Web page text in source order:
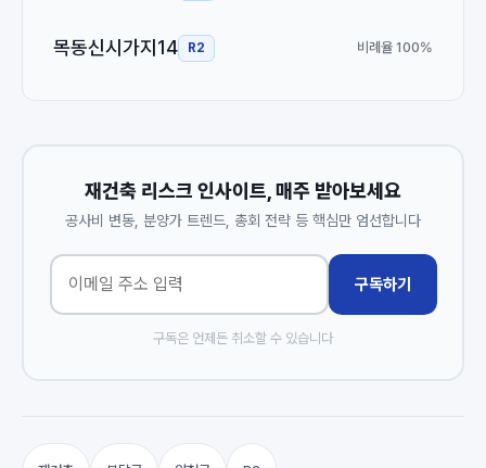
목동신시가지14 R2 비례율 100%
재건축 리스크 인사이트, 매주 받아보세요
공사비 변동, 분양가 트렌드, 총회 전략 등 핵심만 엄선합니다
구독하기
구독은 언제든 취소할 수 있습니다